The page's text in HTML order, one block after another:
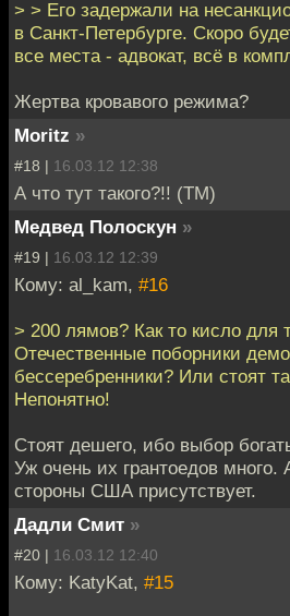
> > Его задержали на
в Санкт-Петербурге. Скоро
все места - адвокат, всё в
Жертва кровавого режима?
Moritz »
#18 | 16.03.12 12:38
А что тут такого?!! (ТМ)
Медвед Полоскун »
#19 | 16.03.12 12:39
Кому: al_kam, #16
> 200 лямов? Как то кисло для
Отечественные поборники
бессеребренники? Или стоят
Непонятно!
Стоят дешего, ибо выбор
Уж очень их грантоедов много.
стороны США присутствует.
Дадли Смит »
#20 | 16.03.12 12:40
Кому: KatyKat, #15